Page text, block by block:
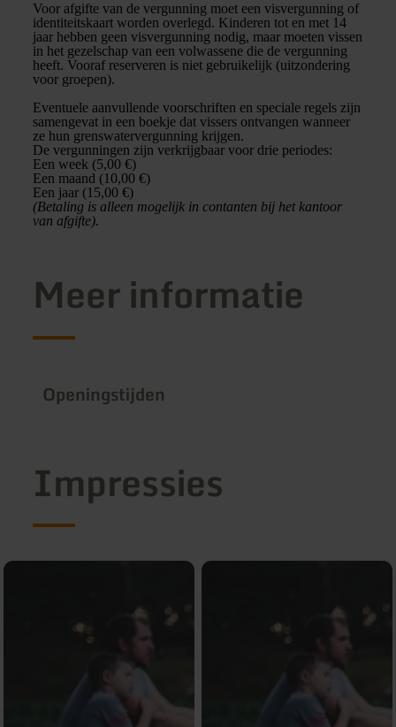
Voor afgifte van de vergunning moet een visvergunning of
identiteitskaart worden overlegd. Kinderen tot en met 14
jaar hebben geen visvergunning nodig, maar moeten vissen
in het gezelschap van een volwassene die de vergunning
heeft. Vooraf reserveren is niet gebruikelijk (uitzondering
voor groepen).
Eventuele aanvullende voorschriften en speciale regels zijn
samengevat in een boekje dat vissers ontvangen wanneer
ze hun grenswatervergunning krijgen.
De vergunningen zijn verkrijgbaar voor drie periodes:
Een week (5,00 €)
Een maand (10,00 €)
Een jaar (15,00 €)
(Betaling is alleen mogelijk in contanten bij het kantoor
van afgifte).
Meer informatie
Openingstijden
Impressies